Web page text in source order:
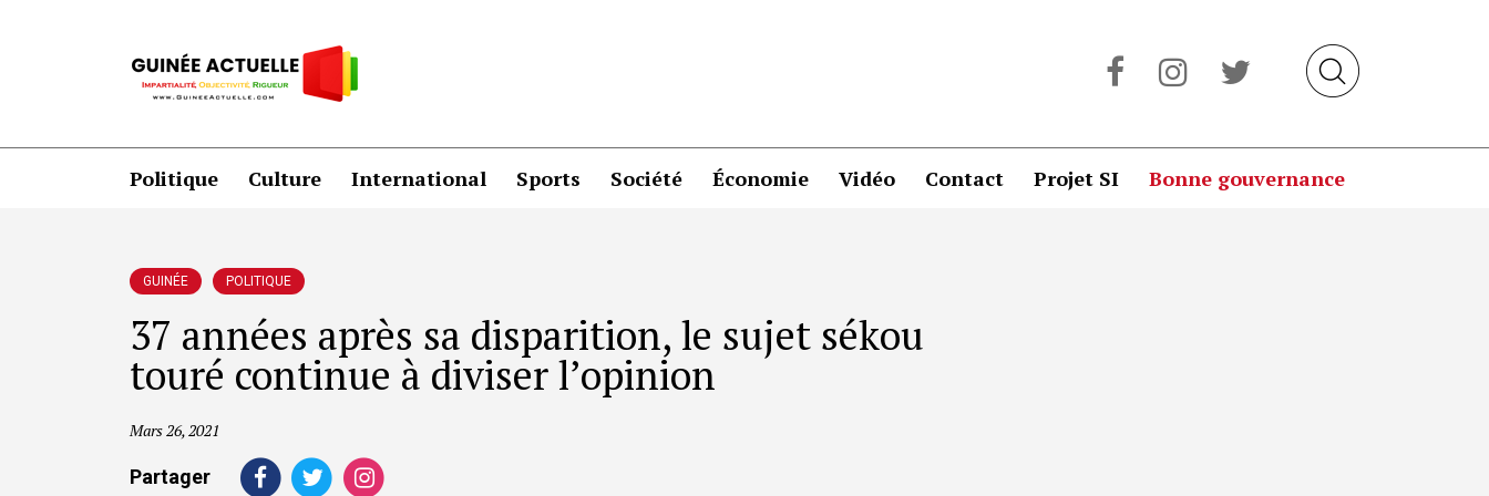
Politique Culture International Sports Société Économie Vidéo Contact Projet SI Bonne gouvernance
GUINÉE POLITIQUE
37 années après sa disparition, le sujet sékou
touré continue à diviser l’opinion
Mars 26, 2021
Partager